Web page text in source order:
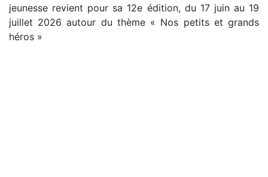
jeunesse revient pour sa 12e édition, du 17 juin au 19
juillet 2026 autour du thème « Nos petits et grands
héros »